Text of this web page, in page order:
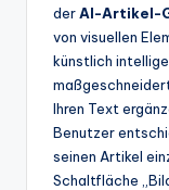
derAI-Artikel-
von visuellen
künstlich
Ihren Text
Benutzer
seinen Artikel
Schaltfläche